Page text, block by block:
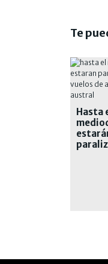
Te
Hasta